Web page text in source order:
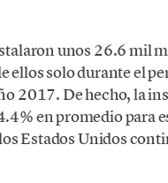
unos 26.6 mil
ellos solo durante el
2017. De hecho, la
en promedio para
Estados Unidos